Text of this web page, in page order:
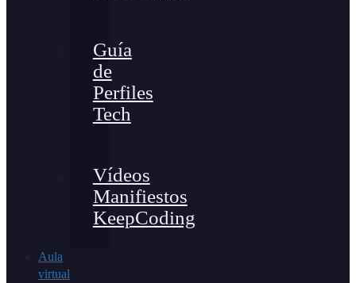
Guía
de
Perfiles
Tech
Vídeos
Manifiestos
KeepCoding
Aula
virtual